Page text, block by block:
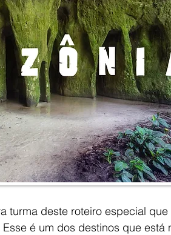
turma deste roteiro especial
é um dos destinos que